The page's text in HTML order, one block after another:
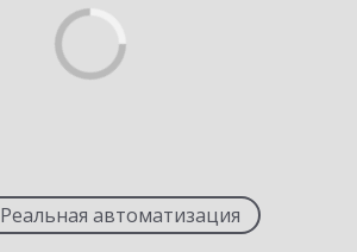
Реальная автоматизация